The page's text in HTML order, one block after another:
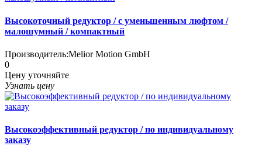
Высокоточный редуктор / с уменьшенным люфтом /
малошумный / компактный
Производитель:Melior Motion GmbH
0
Цену уточняйте
Узнать цену
Высокоэффективный редуктор / по индивидуальному
заказу